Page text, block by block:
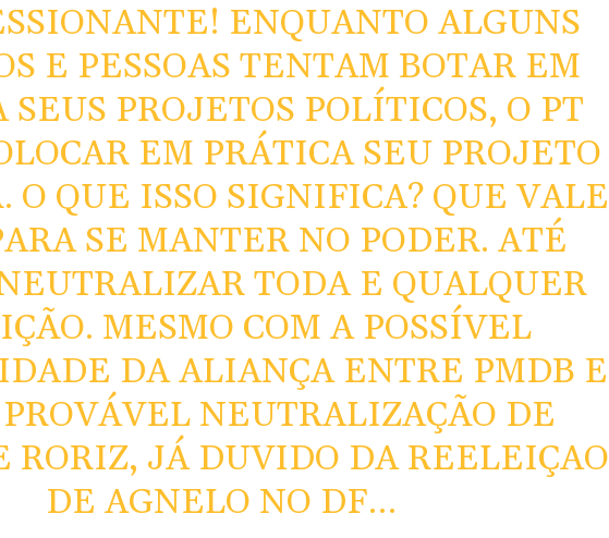
ENQUANTO ALGUNS
E PESSOAS TENTAM BOTAR EM
SEUS PROJETOS POLÍTICOS, O PT
EM PRÁTICA SEU PROJETO
O QUE ISSO SIGNIFICA? QUE VALE
SE MANTER NO PODER. ATÉ
TODA E QUALQUER
MESMO COM A POSSÍVEL
DA ALIANÇA ENTRE PMDB E
NEUTRALIZAÇÃO DE
RORIZ, JÁ DUVIDO DA REELEIÇAO
DE AGNELO NO DF…